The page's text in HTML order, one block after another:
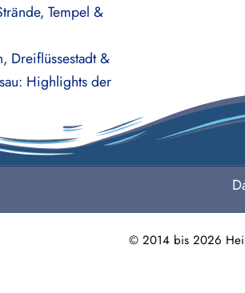
Tempel &
Dreiflüssestadt &
Highlights der
© 2014 bis 2026